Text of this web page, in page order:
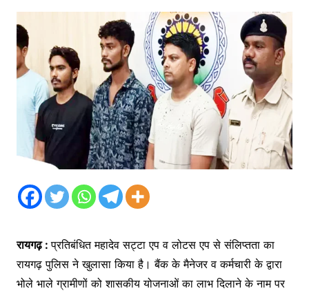
रायगढ़ :प्रतिबंधित महादेव सट्टा एप व लोटस एप से संलिप्तता का
रायगढ़ पुलिस ने खुलासा किया है। बैंक के मैनेजर व कर्मचारी के द्वारा
भोले भाले ग्रामीणों को शासकीय योजनाओं का लाभ दिलाने के नाम पर